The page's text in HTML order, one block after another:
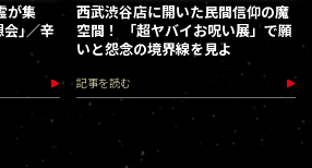
が集
｣／辛
西武渋谷店に開いた民間信仰の魔
空間！ 「超ヤバイお呪い展」で願
いと怨念の境界線を見よ
記事を読む